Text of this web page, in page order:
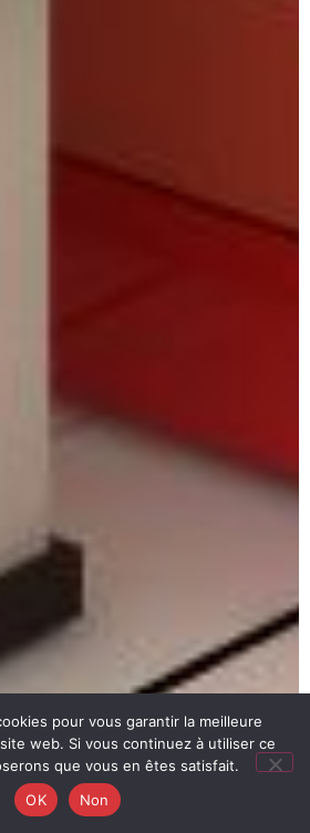
pour vous garantir la meilleure
web. Si vous continuez à utiliser ce
que vous en êtes satisfait.
OK
Non